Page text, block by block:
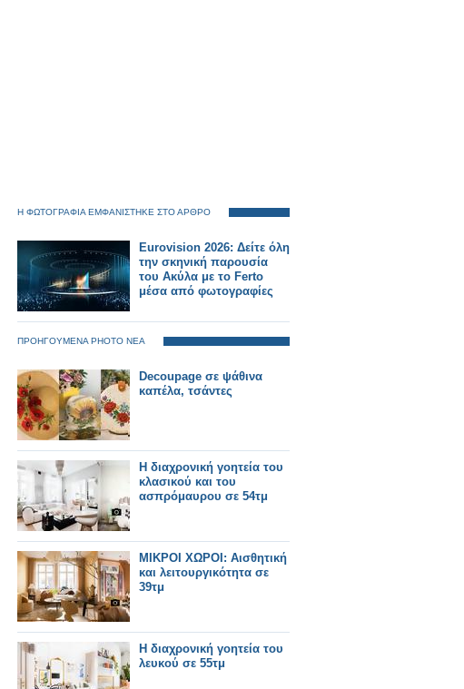
Η ΦΩΤΟΓΡΑΦΙΑ ΕΜΦΑΝΙΣΤΗΚΕ ΣΤΟ ΑΡΘΡΟ
Eurovision 2026: Δείτε όλη
την σκηνική παρουσία
του Ακύλα με το Ferto
μέσα από φωτογραφίες
ΠΡΟΗΓΟΥΜΕΝΑ PHOTO ΝΕΑ
Decoupage σε ψάθινα
καπέλα, τσάντες
Η διαχρονική γοητεία του
κλασικού και του
ασπρόμαυρου σε 54τμ
ΜΙΚΡΟΙ ΧΩΡΟΙ: Αισθητική
και λειτουργικότητα σε
39τμ
Η διαχρονική γοητεία του
λευκού σε 55τμ